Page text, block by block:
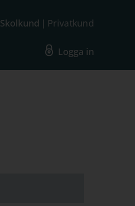
Skolkund Privatkund
Logga in